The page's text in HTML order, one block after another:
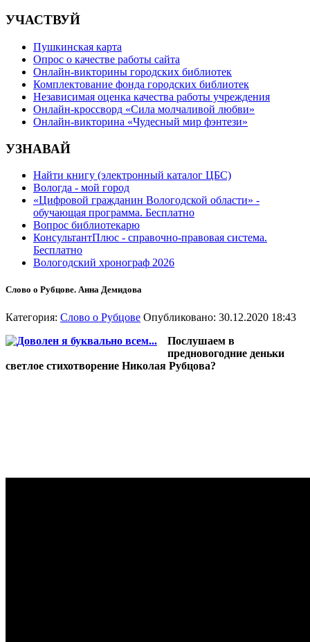
УЧАСТВУЙ
Пушкинская карта
Опрос о качестве работы сайта
Онлайн-викторины городских библиотек
Комплектование фонда городских библиотек
Независимая оценка качества работы учреждения
Онлайн-кроссворд «Сила молчаливой любви»
Онлайн-викторина «Чудесный мир фэнтези»
УЗНАВАЙ
Найти книгу (электронный каталог ЦБС)
Вологда - мой город
«Цифровой гражданин Вологодской области» -
обучающая программа. Бесплатно
Вопрос библиотекарю
КонсультантПлюс - справочно-правовая система.
Бесплатно
Вологодский хронограф 2026
Слово о Рубцове. Анна Демидова
Категория: Слово о Рубцове Опубликовано: 30.12.2020 18:43
Послушаем в
предновогодние деньки
светлое стихотворение Николая Рубцова?